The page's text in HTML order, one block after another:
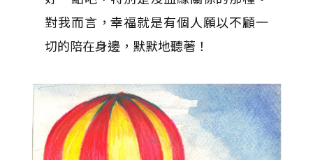
對我而言，幸福就是有個人願以不顧一
切的陪在身邊，默默地聽著！